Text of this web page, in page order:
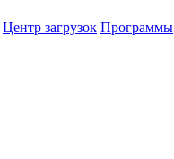
Центр загрузок Программы